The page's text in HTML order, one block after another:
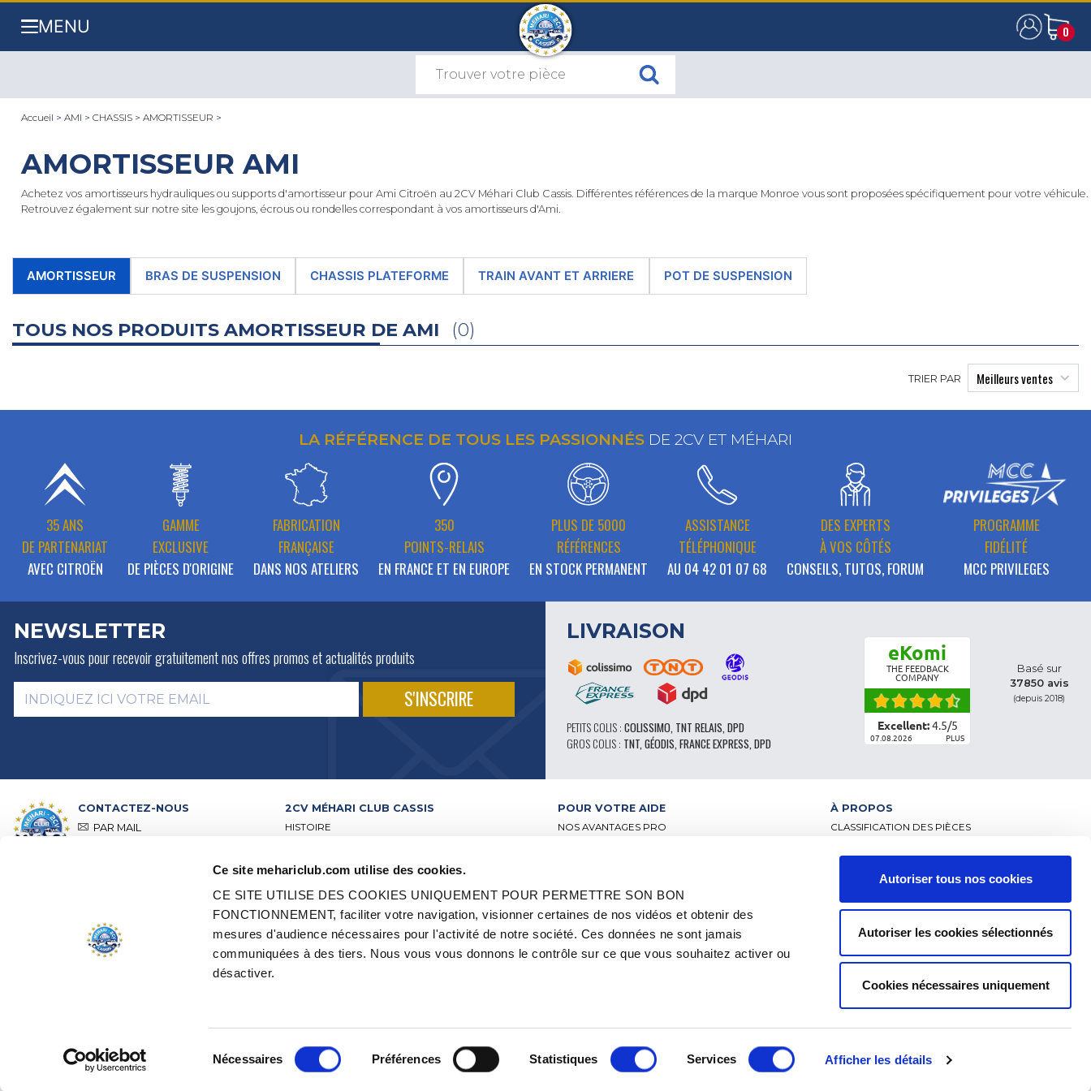
Ce site mehariclub.com utilise des cookies.
CE SITE UTILISE DES COOKIES UNIQUEMENT POUR PERMETTRE SON BON
FONCTIONNEMENT, faciliter votre navigation, visionner certaines de nos vidéos et obtenir des
mesures d'audience nécessaires pour l'activité de notre société. Ces données ne sont jamais
communiquées à des tiers. Nous vous vous donnons le contrôle sur ce que vous souhaitez activer ou
désactiver.
Nécessaires Préférences Statistiques Services Afficher les détails
Autoriser tous nos cookies
Autoriser les cookies sélectionnés
Cookies nécessaires uniquement
MENU 0
0
Accueil > AMI > CHASSIS > AMORTISSEUR >
AMORTISSEUR AMI
Achetez vos amortisseurs hydrauliques ou supports d'amortisseur pour Ami Citroën au 2CV Méhari Club Cassis. Différentes références de la marque Monroe vous sont proposées spécifiquement pour votre véhicule.
Retrouvez également sur notre site les goujons, écrous ou rondelles correspondant à vos amortisseurs d'Ami.
AMORTISSEUR BRAS DE SUSPENSION CHASSIS PLATEFORME TRAIN AVANT ET ARRIERE POT DE SUSPENSION
TOUS NOS PRODUITS AMORTISSEUR DE AMI (0)
TRIER PAR
LA RÉFÉRENCE DE TOUS LES PASSIONNÉS DE 2CV ET MÉHARI
35 ANS
DE PARTENARIAT
AVEC CITROËN
GAMME
EXCLUSIVE
DE PIÈCES D'ORIGINE
FABRICATION
FRANÇAISE
DANS NOS ATELIERS
350
POINTS-RELAIS
EN FRANCE ET EN EUROPE
PLUS DE 5000
RÉFÉRENCES
EN STOCK PERMANENT
ASSISTANCE
TÉLÉPHONIQUE
AU 04 42 01 07 68
DES EXPERTS
À VOS CÔTÉS
CONSEILS, TUTOS, FORUM
PROGRAMME
FIDÉLITÉ
MCC PRIVILEGES
NEWSLETTER
Inscrivez-vous pour recevoir gratuitementnos offres promos et actualités produits
LIVRAISON
PETITS COLIS : COLISSIMO, TNT RELAIS, DPD
GROS COLIS : TNT, GÉODIS, FRANCE EXPRESS, DPD
eKomi
THE FEEDBACK
COMPANY
Excellent:4.5/5
07.08.2026 PLUS
Basé sur
37850 avis
(depuis 2018)
CONTACTEZ-NOUS
PAR MAIL
09h00 –
12h00
TOUS NOS CONTACTS
2CV MÉHARI CLUB CASSIS
HISTOIRE
VISITE DE NOS ATELIERS
RÉSEAU DISTRIBUTEURS
CERTIFICATIONS ET LABELS
RESTAURATION 2CV ET MÉHARI
VÉHICULES D’OCCASION
POUR VOTRE AIDE
NOS AVANTAGES PRO
PIÈCES 602 – HAUTE PERFORMANCE
PIÈCES ORIGINE
CONSEILS TECHNIQUES
À PROPOS
CLASSIFICATION DES PIÈCES
CGV – CLIENTS PROFESSIONNELS
MENTIONS LÉGALES
DONNÉES PERSONNELLES ET COOKIES
FRAIS DE LIVRAISON
EN SAVOIR PLUS